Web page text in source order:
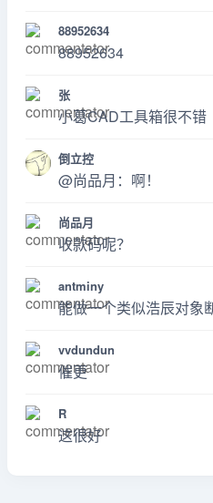
88952634
88952634
张
小葛CAD工具箱很不错
倒立控
@尚品月：啊！
尚品月
收款码呢？
antminy
能做一个类似浩辰对象
vvdundun
催更
R
这很好